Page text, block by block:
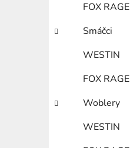
FOX RAGE
Smáčci
WESTIN
FOX RAGE
Woblery
WESTIN